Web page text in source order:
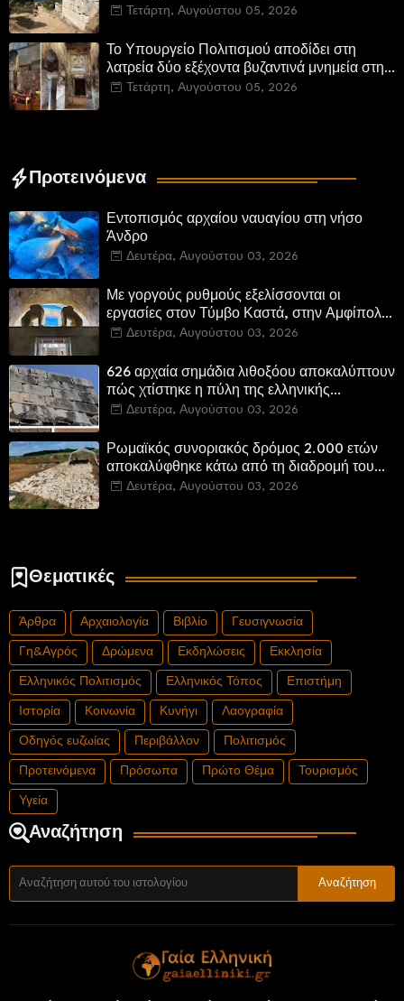
Τετάρτη, Αυγούστου 05, 2026
Το Υπουργείο Πολιτισμού αποδίδει στη
λατρεία δύο εξέχοντα βυζαντινά μνημεία στην
Καστοριά και έπεται το αποκαταστημένο
Τετάρτη, Αυγούστου 05, 2026
Προτεινόμενα
Εντοπισμός αρχαίου ναυαγίου στη νήσο
Άνδρο
Δευτέρα, Αυγούστου 03, 2026
Με γοργούς ρυθμούς εξελίσσονται οι
εργασίες στον Τύμβο Καστά, στην Αμφίπολη.
Αποδίδονται μνημεία της πόλης
Δευτέρα, Αυγούστου 03, 2026
626 αρχαία σημάδια λιθοξόου αποκαλύπτουν
πώς χτίστηκε η πύλη της ελληνικής
Πτολεμαΐδας στη Λιβύη
Δευτέρα, Αυγούστου 03, 2026
Ρωμαϊκός συνοριακός δρόμος 2.000 ετών
αποκαλύφθηκε κάτω από τη διαδρομή του
νέου αυτοκινητόδρομου Α8 της Γερμανίας
Δευτέρα, Αυγούστου 03, 2026
Θεματικές
Άρθρα Αρχαιολογία Βιβλίο Γευσιγνωσία
Γη&Αγρός Δρώμενα Εκδηλώσεις Εκκλησία
Ελληνικός Πολιτισμός Ελληνικός Τόπος Επιστήμη
Ιστορία Κοινωνία Κυνήγι Λαογραφία
Οδηγός ευζωίας Περιβάλλον Πολιτισμός
Προτεινόμενα Πρόσωπα Πρώτο Θέμα Τουρισμός
Υγεία
Αναζήτηση